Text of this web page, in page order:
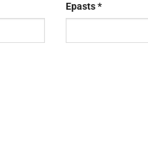
Epasts*